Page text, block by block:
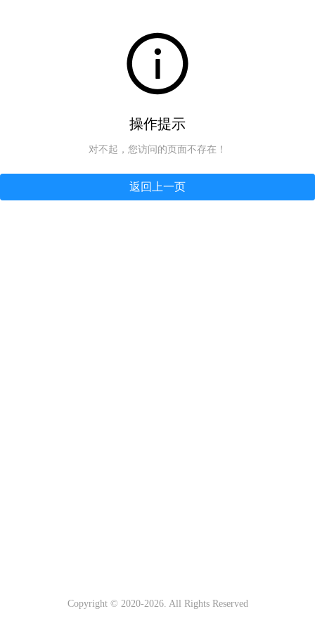
操作提示
对不起，您访问的页面不存在！
返回上一页
Copyright © 2020-2026. All Rights Reserved